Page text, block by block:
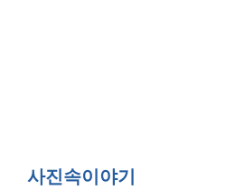
사진속이야기